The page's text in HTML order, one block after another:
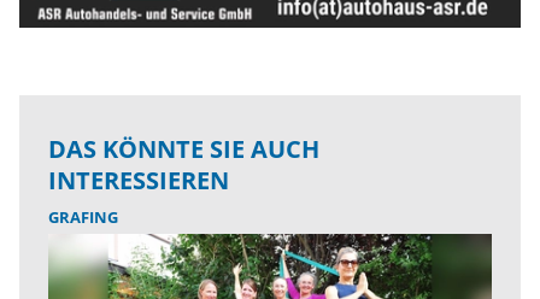
DAS KÖNNTE SIE AUCH
INTERESSIEREN
GRAFING